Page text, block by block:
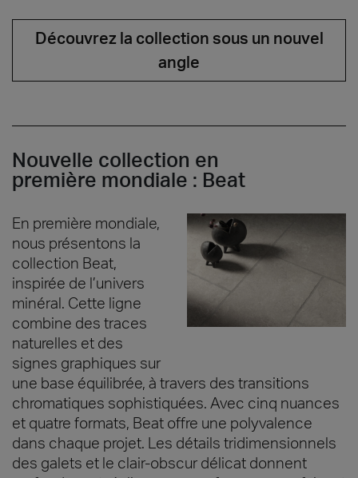
Découvrez la collection sous un nouvel
angle
Nouvelle collection en
première mondiale : Beat
En première mondiale,
nous présentons la
collection Beat,
inspirée de l’univers
minéral. Cette ligne
combine des traces
naturelles et des
signes graphiques sur
une base équilibrée, à travers des transitions
chromatiques sophistiquées. Avec cinq nuances
et quatre formats, Beat offre une polyvalence
dans chaque projet. Les détails tridimensionnels
des galets et le clair-obscur délicat donnent